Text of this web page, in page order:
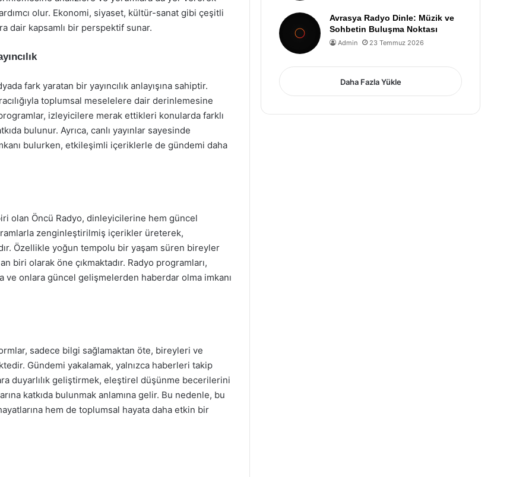
olur. Ekonomi, siyaset, kültür-sanat gibi çeşitli
dair kapsamlı bir perspektif sunar.
fark yaratan bir yayıncılık anlayışına sahiptir.
toplumsal meselelere dair derinlemesine
izleyicilere merak ettikleri konularda farklı
bulunur. Ayrıca, canlı yayınlar sayesinde
bulurken, etkileşimli içeriklerle de gündemi daha
olan Öncü Radyo, dinleyicilerine hem güncel
zenginleştirilmiş içerikler üreterek,
Özellikle yoğun tempolu bir yaşam süren bireyler
biri olarak öne çıkmaktadır. Radyo programları,
ve onlara güncel gelişmelerden haberdar olma imkanı
sadece bilgi sağlamaktan öte, bireyleri ve
Gündemi yakalamak, yalnızca haberleri takip
duyarlılık geliştirmek, eleştirel düşünme becerilerini
katkıda bulunmak anlamına gelir. Bu nedenle, bu
hem de toplumsal hayata daha etkin bir
Avrasya Radyo Dinle: Müzik ve
Sohbetin Buluşma Noktası
Admin 23 Temmuz 2026
Daha Fazla Yükle